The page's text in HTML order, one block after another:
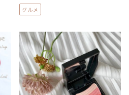
グルメ